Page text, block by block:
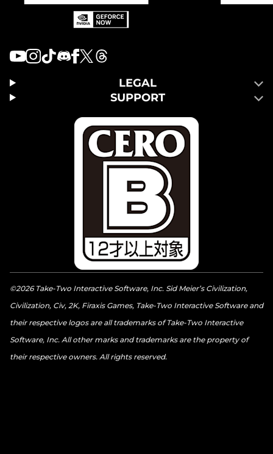
LEGAL
SUPPORT
©2026 Take-Two Interactive Software, Inc. Sid Meier’s Civilization,
Civilization, Civ, 2K, Firaxis Games, Take-Two Interactive Software and
their respective logos are all trademarks of Take-Two Interactive
Software, Inc. All other marks and trademarks are the property of
their respective owners. All rights reserved.